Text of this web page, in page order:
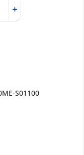
S01100